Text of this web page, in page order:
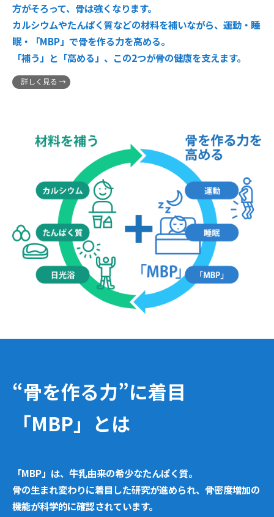
方がそろって、骨は強くなります。
カルシウムやたんぱく質などの材料を補いながら、運動・睡
眠・「MBP」で骨を作る力を高める。
「補う」と「高める」、この2つが骨の健康を支えます。
詳しく見る
“骨を作る力”に着目
「MBP」とは
「MBP」は、牛乳由来の希少なたんぱく質。
骨の生まれ変わりに着目した研究が進められ、骨密度増加の
機能が科学的に確認されています。